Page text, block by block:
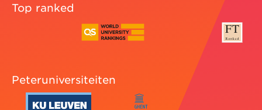
Top ranked
Peteruniversiteiten